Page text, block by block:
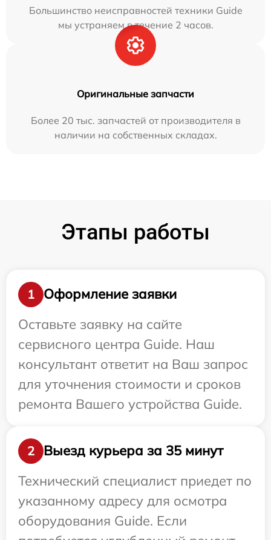
Большинство неисправностей техники Guide
мы устраняем в течение 2 часов.
Оригинальные запчасти
Более 20 тыс. запчастей от производителя в
наличии на собственных складах.
Этапы работы
1
Оформление заявки
Оставьте заявку на сайте
сервисного центра Guide. Наш
консультант ответит на Ваш запрос
для уточнения стоимости и сроков
ремонта Вашего устройства Guide.
2
Выезд курьера за 35 минут
Технический специалист приедет по
указанному адресу для осмотра
оборудования Guide. Если